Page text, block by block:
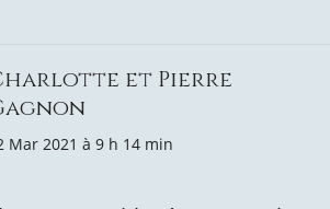
et Pierre
Mar 2021 à 9 h 14 min